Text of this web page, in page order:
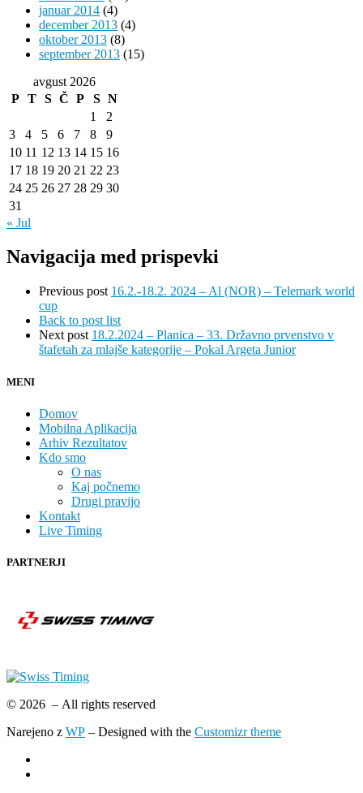
januar 2014 (4)
december 2013 (4)
oktober 2013 (8)
september 2013 (15)
avgust 2026
P T S Č P S N
1
2
3
4 5 6 7 8
9
10 11 12 13 14 15 16
17 18 19 20 21 22 23
24 25 26 27 28 29 30
31
« Jul
Navigacija med prispevki
Previous post 16.2.-18.2. 2024 – Al (NOR) – Telemark world
cup
Back to post list
Next post 18.2.2024 – Planica – 33. Državno prvenstvo v
štafetah za mlajše kategorije – Pokal Argeta Junior
MENI
Domov
Mobilna Aplikacija
Arhiv Rezultatov
Kdo smo
O nas
Kaj počnemo
Drugi pravijo
Kontakt
Live Timing
PARTNERJI
© 2026 – All rights reserved
Narejeno z WP – Designed with the Customizr theme